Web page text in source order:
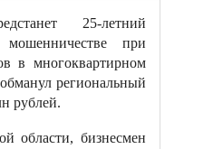
25-летний
при
в многоквартирном
региональный
рублей.
области, бизнесмен